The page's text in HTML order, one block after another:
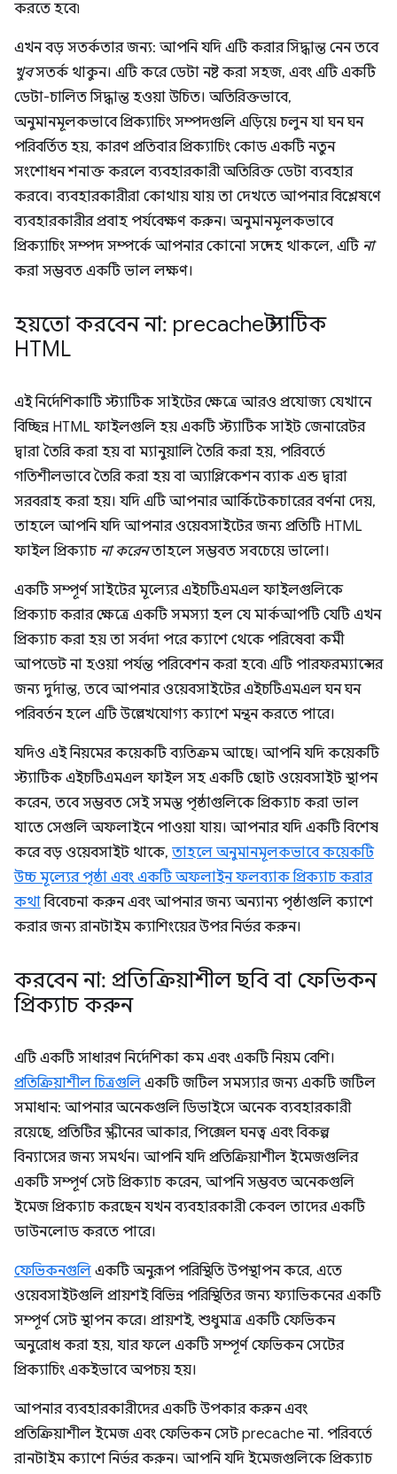
করতে হবে৷
এখন বড় সতর্কতার জন্য: আপনি যদি এটি করার সিদ্ধান্ত নেন তবে
খুবসতর্ক থাকুন। এটি করে ডেটা নষ্ট করা সহজ, এবং এটি একটি
ডেটা-চালিত সিদ্ধান্ত হওয়া উচিত। অতিরিক্তভাবে,
অনুমানমূলকভাবে প্রিক্যাচিং সম্পদগুলি এড়িয়ে চলুন যা ঘন ঘন
পরিবর্তিত হয়, কারণ প্রতিবার প্রিক্যাচিং কোড একটি নতুন
সংশোধন শনাক্ত করলে ব্যবহারকারী অতিরিক্ত ডেটা ব্যবহার
করবে। ব্যবহারকারীরা কোথায় যায় তা দেখতে আপনার বিশ্লেষণে
ব্যবহারকারীর প্রবাহ পর্যবেক্ষণ করুন। অনুমানমূলকভাবে
প্রিক্যাচিং সম্পদ সম্পর্কে আপনার কোনো সন্দেহ থাকলে, এটি না
করা সম্ভবত একটি ভাল লক্ষণ।
হয়তো করবেন না: precache স্ট্যাটিক
HTML
এই নির্দেশিকাটি স্ট্যাটিক সাইটের ক্ষেত্রে আরও প্রযোজ্য যেখানে
বিচ্ছিন্ন HTML ফাইলগুলি হয় একটি স্ট্যাটিক সাইট জেনারেটর
দ্বারা তৈরি করা হয় বা ম্যানুয়ালি তৈরি করা হয়, পরিবর্তে
গতিশীলভাবে তৈরি করা হয় বা অ্যাপ্লিকেশন ব্যাক এন্ড দ্বারা
সরবরাহ করা হয়। যদি এটি আপনার আর্কিটেকচারের বর্ণনা দেয়,
তাহলে আপনি যদি আপনার ওয়েবসাইটের জন্য প্রতিটি HTML
ফাইল প্রিক্যাচ না করেনতাহলে সম্ভবত সবচেয়ে ভালো।
একটি সম্পূর্ণ সাইটের মূল্যের এইচটিএমএল ফাইলগুলিকে
প্রিক্যাচ করার ক্ষেত্রে একটি সমস্যা হল যে মার্কআপটি যেটি এখন
প্রিক্যাচ করা হয় তা সর্বদা পরে ক্যাশে থেকে পরিষেবা কর্মী
আপডেট না হওয়া পর্যন্ত পরিবেশন করা হবে৷ এটি পারফরম্যান্সের
জন্য দুর্দান্ত, তবে আপনার ওয়েবসাইটের এইচটিএমএল ঘন ঘন
পরিবর্তন হলে এটি উল্লেখযোগ্য ক্যাশে মন্থন করতে পারে।
যদিও এই নিয়মের কয়েকটি ব্যতিক্রম আছে। আপনি যদি কয়েকটি
স্ট্যাটিক এইচটিএমএল ফাইল সহ একটি ছোট ওয়েবসাইট স্থাপন
করেন, তবে সম্ভবত সেই সমস্ত পৃষ্ঠাগুলিকে প্রিক্যাচ করা ভাল
যাতে সেগুলি অফলাইনে পাওয়া যায়। আপনার যদি একটি বিশেষ
করে বড় ওয়েবসাইট থাকে, তাহলে অনুমানমূলকভাবে কয়েকটি
উচ্চ মূল্যের পৃষ্ঠা এবং একটি অফলাইন ফলব্যাক প্রিক্যাচ করার
কথাবিবেচনা করুন এবং আপনার জন্য অন্যান্য পৃষ্ঠাগুলি ক্যাশে
করার জন্য রানটাইম ক্যাশিংয়ের উপর নির্ভর করুন।
করবেন না: প্রতিক্রিয়াশীল ছবি বা ফেভিকন
প্রিক্যাচ করুন
এটি একটি সাধারণ নির্দেশিকা কম এবং একটি নিয়ম বেশি।
প্রতিক্রিয়াশীল চিত্রগুলি একটি জটিল সমস্যার জন্য একটি জটিল
সমাধান: আপনার অনেকগুলি ডিভাইসে অনেক ব্যবহারকারী
রয়েছে, প্রতিটির স্ক্রীনের আকার, পিক্সেল ঘনত্ব এবং বিকল্প
বিন্যাসের জন্য সমর্থন। আপনি যদি প্রতিক্রিয়াশীল ইমেজগুলির
একটি সম্পূর্ণ সেট প্রিক্যাচ করেন, আপনি সম্ভবত অনেকগুলি
ইমেজ প্রিক্যাচ করছেন যখন ব্যবহারকারী কেবল তাদের একটি
ডাউনলোড করতে পারে।
ফেভিকনগুলি একটি অনুরূপ পরিস্থিতি উপস্থাপন করে, এতে
ওয়েবসাইটগুলি প্রায়শই বিভিন্ন পরিস্থিতির জন্য ফ্যাভিকনের একটি
সম্পূর্ণ সেট স্থাপন করে। প্রায়শই, শুধুমাত্র একটি ফেভিকন
অনুরোধ করা হয়, যার ফলে একটি সম্পূর্ণ ফেভিকন সেটের
প্রিক্যাচিং একইভাবে অপচয় হয়।
আপনার ব্যবহারকারীদের একটি উপকার করুন এবং
প্রতিক্রিয়াশীল ইমেজ এবং ফেভিকন সেট precache না. পরিবর্তে
রানটাইম ক্যাশে নির্ভর করুন। আপনি যদি ইমেজগুলিকে প্রিক্যাচ